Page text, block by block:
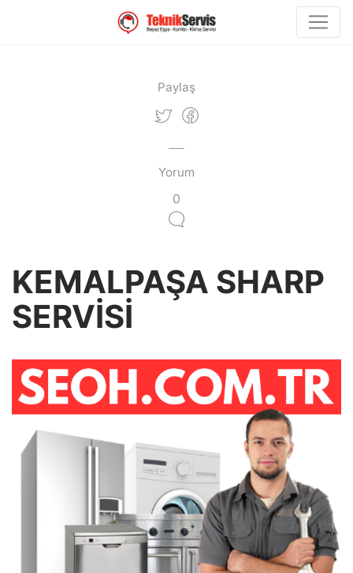
Paylaş
Yorum
0
KEMALPAŞA SHARP
SERVİSİ